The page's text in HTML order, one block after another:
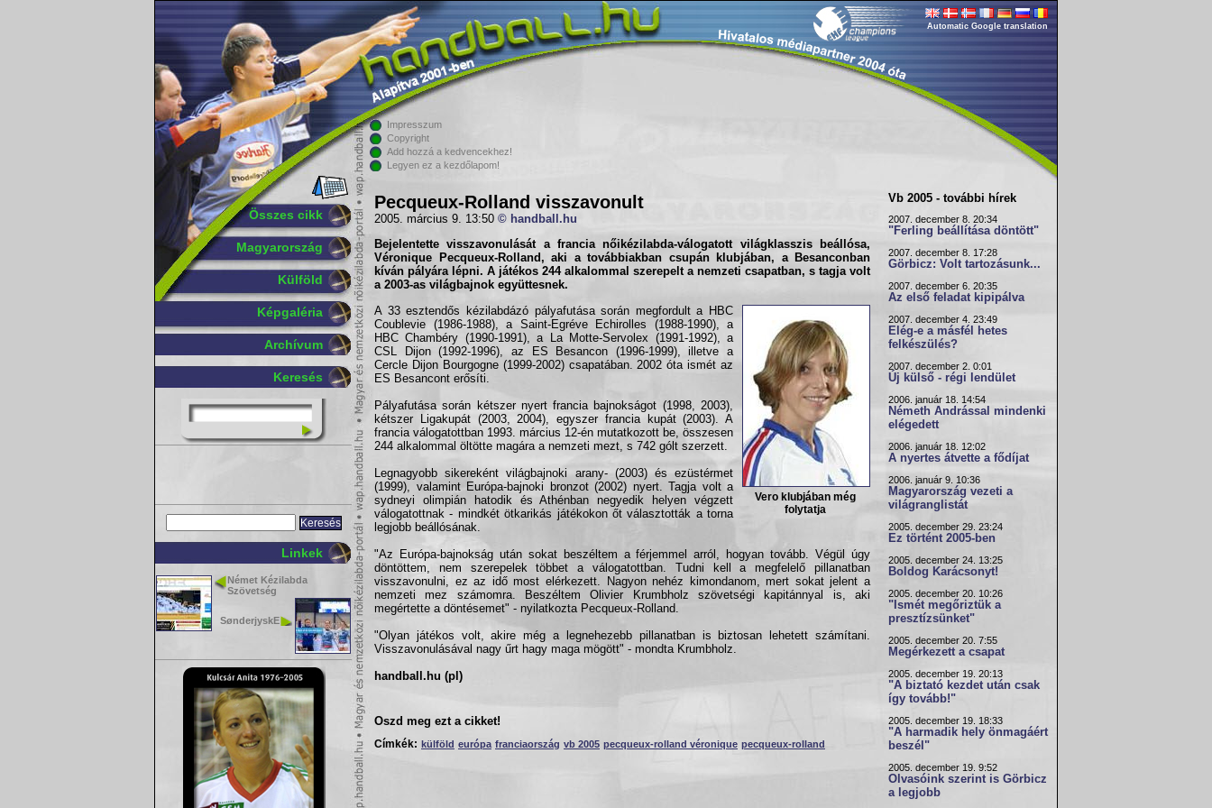
Összes cikk
Magyarország
Külföld
Képgaléria
Archívum
Keresés
Linkek
Német Kézilabda
Szövetség
SønderjyskE
Automatic Google translation
Impresszum
Copyright
Add hozzá a kedvencekhez!
Legyen ez a kezdőlapom!
Pecqueux-Rolland visszavonult
2005. március 9. 13:50 © handball.hu
Bejelentette visszavonulását a francia nőikézilabda-válogatott világklasszis beállósa,
Véronique Pecqueux-Rolland , aki a továbbiakban csupán klubjában, a Besanconban
kíván pályára lépni. A játékos 244 alkalommal szerepelt a nemzeti csapatban, s tagja volt
a 2003-as világbajnok együttesnek.
Vero klubjában még
folytatja
A 33 esztendős kézilabdázó pályafutása során megfordult a HBC
Coublevie (1986-1988), a Saint-Egréve Echirolles (1988-1990), a
HBC Chambéry (1990-1991), a La Motte-Servolex (1991-1992), a
CSL Dijon (1992-1996), az ES Besancon (1996-1999), illetve a
Cercle Dijon Bourgogne (1999-2002) csapatában. 2002 óta ismét az
ES Besancont erősíti.
Pályafutása során kétszer nyert francia bajnokságot (1998, 2003),
kétszer Ligakupát (2003, 2004), egyszer francia kupát (2003). A
francia válogatottban 1993. március 12-én mutatkozott be, összesen
244 alkalommal öltötte magára a nemzeti mezt, s 742 gólt szerzett.
Legnagyobb sikereként világbajnoki arany- (2003) és ezüstérmet
(1999), valamint Európa-bajnoki bronzot (2002) nyert. Tagja volt a
sydneyi olimpián hatodik és Athénban negyedik helyen végzett
válogatottnak - mindkét ötkarikás játékokon őt választották a torna
legjobb beállósának.
"Az Európa-bajnokság után sokat beszéltem a férjemmel arról, hogyan tovább. Végül úgy
döntöttem, nem szerepelek többet a válogatottban. Tudni kell a megfelelő pillanatban
visszavonulni, ez az idő most elérkezett. Nagyon nehéz kimondanom, mert sokat jelent a
nemzeti mez számomra. Beszéltem Olivier Krumbholz szövetségi kapitánnyal is, aki
megértette a döntésemet" - nyilatkozta Pecqueux-Rolland.
"Olyan játékos volt, akire még a legnehezebb pillanatban is biztosan lehetett számítani.
Visszavonulásával nagy űrt hagy maga mögött" - mondta Krumbholz.
handball.hu (pl)
Oszd meg ezt a cikket!
Címkék: külföld európa franciaország vb 2005 pecqueux-rolland véronique pecqueux-rolland
Vb 2005 - további hírek
2007. december 8. 20:34
"Ferling beállítása döntött"
2007. december 8. 17:28
Görbicz: Volt tartozásunk...
2007. december 6. 20:35
Az első feladat kipipálva
2007. december 4. 23:49
Elég-e a másfél hetes
felkészülés?
2007. december 2. 0:01
Új külső - régi lendület
2006. január 18. 14:54
Németh Andrással mindenki
elégedett
2006. január 18. 12:02
A nyertes átvette a fődíjat
2006. január 9. 10:36
Magyarország vezeti a
világranglistát
2005. december 29. 23:24
Ez történt 2005-ben
2005. december 24. 13:25
Boldog Karácsonyt!
2005. december 20. 10:26
"Ismét megőriztük a
presztízsünket"
2005. december 20. 7:55
Megérkezett a csapat
2005. december 19. 20:13
"A biztató kezdet után csak
így tovább!"
2005. december 19. 18:33
"A harmadik hely önmagáért
beszél"
2005. december 19. 9:52
Olvasóink szerint is Görbicz
a legjobb